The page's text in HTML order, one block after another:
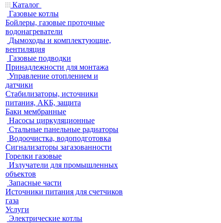
Каталог
Газовые котлы
Бойлеры, газовые проточные
водонагреватели
Дымоходы и комплектующие,
вентиляция
Газовые подводки
Принадлежности для монтажа
Управление отоплением и
датчики
Стабилизаторы, источники
питания, АКБ, защита
Баки мембранные
Насосы циркуляционные
Стальные панельные радиаторы
Водоочистка, водоподготовка
Сигнализаторы загазованности
Горелки газовые
Излучатели для промышленных
объектов
Запасные части
Источники питания для счетчиков
газа
Услуги
Электрические котлы